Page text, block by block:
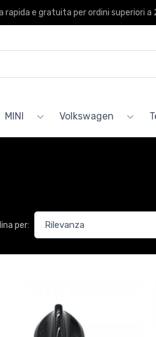
rapida e gratuita per ordini superiori a
MINI Volkswagen
per: